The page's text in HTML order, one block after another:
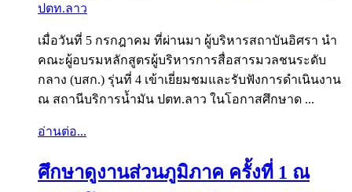
เมื่อวันที่ 5 กรกฎาคม ที่ผ่านมา ผู้บริหารสถาบันอิศรา นำ
คณะผู้อบรมหลักสูตรผู้บริหารการสื่อสารมวลชนระดับ
กลาง (บสก.) รุ่นที่ 4 เข้าเยี่ยมชมและรับฟังการดำเนินงาน
ณ สถานีบริการน้ำมัน ปตท.ลาว ในโอกาสศึกษาด ...
อ่านต่อ...
ศึกษาดูงานส่วนภูมิภาค ครั้งที่ 1 ณ